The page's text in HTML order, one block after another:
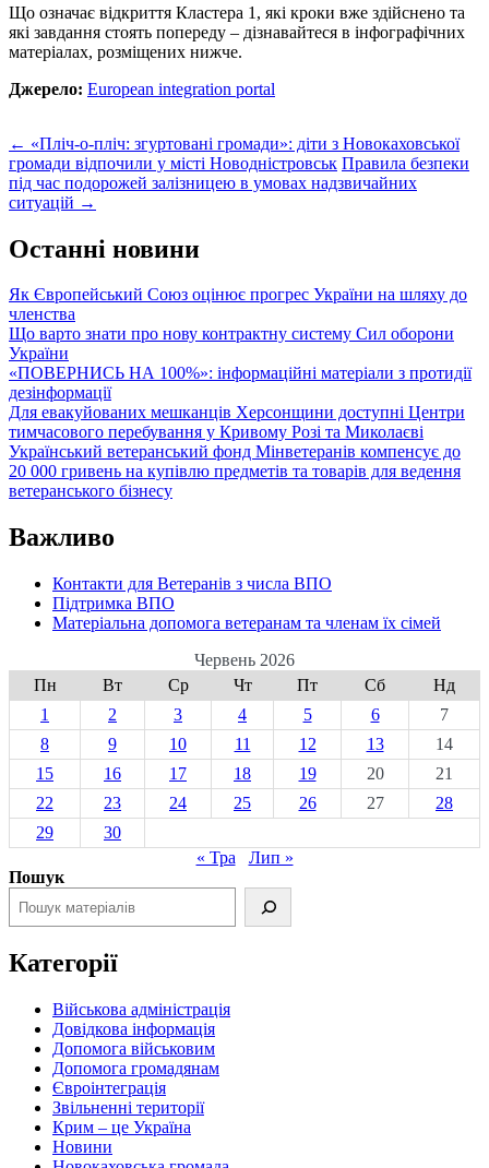
Що означає відкриття Кластера 1, які кроки вже здійснено та
які завдання стоять попереду – дізнавайтеся в інфографічних
матеріалах, розміщених нижче.
Джерело: European integration portal
Post
navigation
← «Пліч-о-пліч: згуртовані громади»: діти з Новокаховської
громади відпочили у місті Новодністровськ Правила безпеки
під час подорожей залізницею в умовах надзвичайних
ситуацій →
Останні новини
Як Європейський Союз оцінює прогрес України на шляху до
членства
Що варто знати про нову контрактну систему Сил оборони
України
«ПОВЕРНИСЬ НА 100%»: інформаційні матеріали з протидії
дезінформації
Для евакуйованих мешканців Херсонщини доступні Центри
тимчасового перебування у Кривому Розі та Миколаєві
Український ветеранський фонд Мінветеранів компенсує до
20 000 гривень на купівлю предметів та товарів для ведення
ветеранського бізнесу
Важливо
Контакти для Ветеранів з числа ВПО
Підтримка ВПО
Матеріальна допомога ветеранам та членам їх сімей
Червень 2026
Пн
Вт Ср Чт Пт Сб
Нд
1
2 3 4 5 6
7
8
9 10 11 12 13
14
15
16 17 18 19 20
21
22
23 24 25 26 27
28
29
30
« Тра
Лип »
Пошук
Категорії
Військова адміністрація
Довідкова інформація
Допомога військовим
Допомога громадянам
Євроінтеграція
Звільненні території
Крим – це Україна
Новини